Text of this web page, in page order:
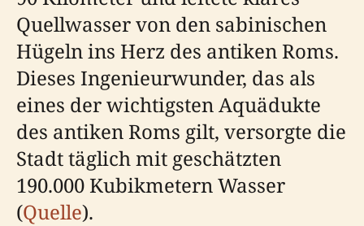
Quellwasser von den sabinischen
Hügeln ins Herz des antiken Roms.
Dieses Ingenieurwunder, das als
eines der wichtigsten Aquädukte
des antiken Roms gilt, versorgte die
Stadt täglich mit geschätzten
190.000 Kubikmetern Wasser
(Quelle).